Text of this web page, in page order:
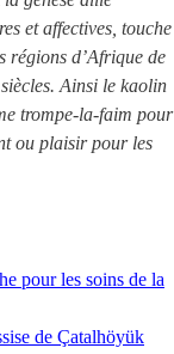
et affectives, touche
régions d’Afrique de
Ainsi le kaolin
trompe-la-faim pour
ou plaisir pour les
pour les soins de la
de Çatalhöyük